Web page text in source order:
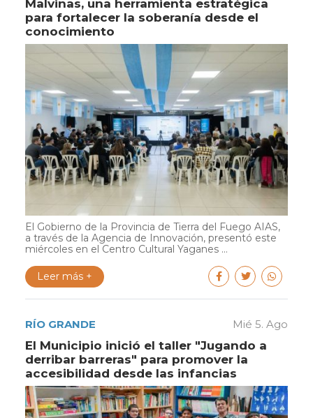
Malvinas, una herramienta estratégica
para fortalecer la soberanía desde el
conocimiento
El Gobierno de la Provincia de Tierra del Fuego AIAS,
a través de la Agencia de Innovación, presentó este
miércoles en el Centro Cultural Yaganes ...
Leer más +
RÍO GRANDE Mié 5. Ago
El Municipio inició el taller "Jugando a
derribar barreras" para promover la
accesibilidad desde las infancias